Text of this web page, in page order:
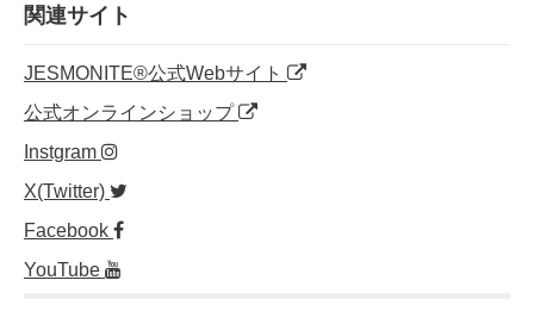
o
o
k
関連サイト
JESMONITE®公式Webサイト
公式オンラインショップ
Instgram
X(Twitter)
Facebook
YouTube